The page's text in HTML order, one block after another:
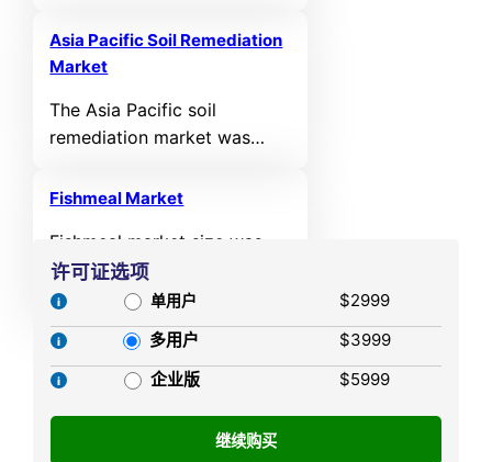
in 2024 and is projected to
reach USD 7,815.34 million
compound annual growth
rate (CAGR) of 7% during
Asia Pacific Soil Remediation
Market
The Asia Pacific soil
remediation market was
in 2024 and is projected to
compound annual growth
rate (CAGR) of 7.54% during
the forecast period.
Fishmeal Market
Fishmeal market size was
valued USD 10,184.48 Million
in 2024 and is anticipated to
reach USD 17,643.27 Million
by 2032, at a CAGR of 7.11%
during the forecast period.
许可证选项
单用户
$2999
多用户
$3999
企业版
$5999